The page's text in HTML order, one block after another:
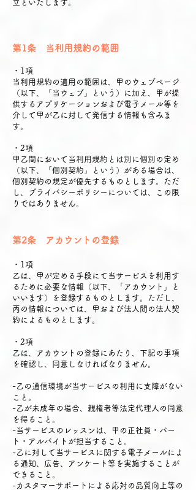
立といたします。
第1条 当利用規約の範囲
・1項
当利用規約の適用の範囲は、甲のウェブページ
（以下、「当ウェブ」という）に加え、甲が提
供するアプリケーションおよび電子メール等を
介して甲が乙に対して発信する情報も含みま
す。
・2項
甲乙間において当利用規約とは別に個別の定め
（以下、「個別契約」という）がある場合は、
個別契約の規定が優先するものとします。ただ
し、プライバシーポリシーについては、この限
りではありません。
第2条 アカウントの登録
・1項
乙は、甲が定める手段にて当サービスを利用す
るために必要な情報（以下、「アカウント」と
いいます）を登録するものとします。ただし、
丙の情報については、甲および法人間の法人契
約によるものとします。
・2項
乙は、アカウントの登録にあたり、下記の事項
を確認し、同意しなければなりません。
-乙の通信環境が当サービスの利用に支障がない
こと。
-乙が未成年の場合、親権者等法定代理人の同意
を得ること。
-当サービスのレッスンは、甲の正社員・パー
ト・アルバイトが担当すること。
-乙に対して当サービスに関する電子メールによ
る通知、広告、アンケート等を実施することが
できること。
-カスタマーサポートによる応対の品質向上等の